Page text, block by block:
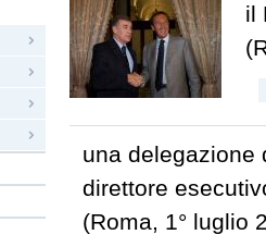
il
una delegazione
direttore
(Roma, 1° luglio